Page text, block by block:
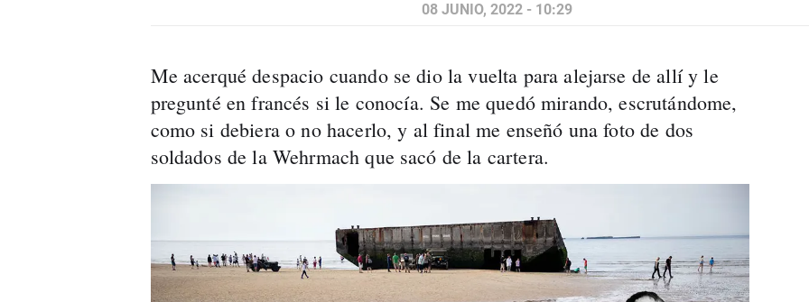
08 JUNIO, 2022 - 10:29
Me acerqué despacio cuando se dio la vuelta para alejarse de allí y le
pregunté en francés si le conocía. Se me quedó mirando, escrutándome,
como si debiera o no hacerlo, y al final me enseñó una foto de dos
soldados de la Wehrmach que sacó de la cartera.